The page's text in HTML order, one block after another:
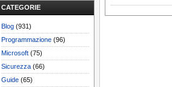
CATEGORIE
Blog (931)
Programmazione (96)
Microsoft (75)
Sicurezza (66)
Guide (65)